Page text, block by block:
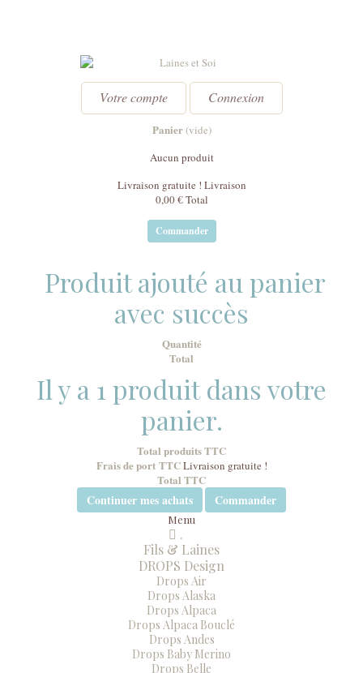
Votre compte Connexion
Panier(vide)
Aucun produit
Livraison gratuite ! Livraison
0,00 €Total
Commander
Produit ajouté au panier
avec succès
Quantité
Total
Il y a 1 produit dans votre
panier.
Total produits TTC
Frais de port TTCLivraison gratuite !
Total TTC
Continuer mes achats Commander
Menu
.
Fils & Laines
DROPS Design
Drops Air
Drops Alaska
Drops Alpaca
Drops Alpaca Bouclé
Drops Andes
Drops Baby Merino
Drops Belle